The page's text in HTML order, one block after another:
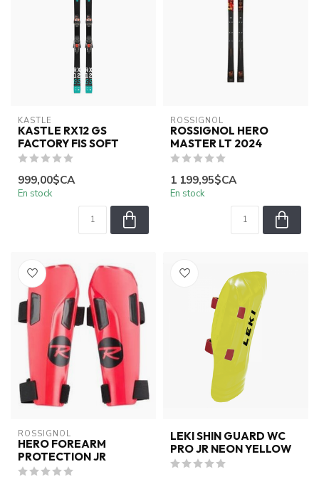
KASTLE
KASTLE RX12 GS
FACTORY FIS SOFT
999,00$CA
En stock
ROSSIGNOL
ROSSIGNOL HERO
MASTER LT 2024
1 199,95$CA
En stock
ROSSIGNOL
HERO FOREARM
PROTECTION JR
LEKI SHIN GUARD WC
PRO JR NEON YELLOW